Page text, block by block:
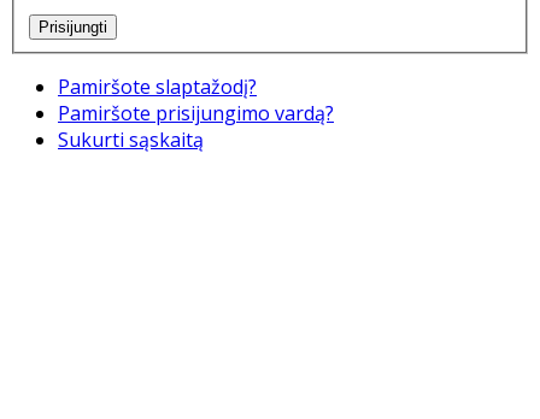
Pamiršote slaptažodį?
Pamiršote prisijungimo vardą?
Sukurti sąskaitą